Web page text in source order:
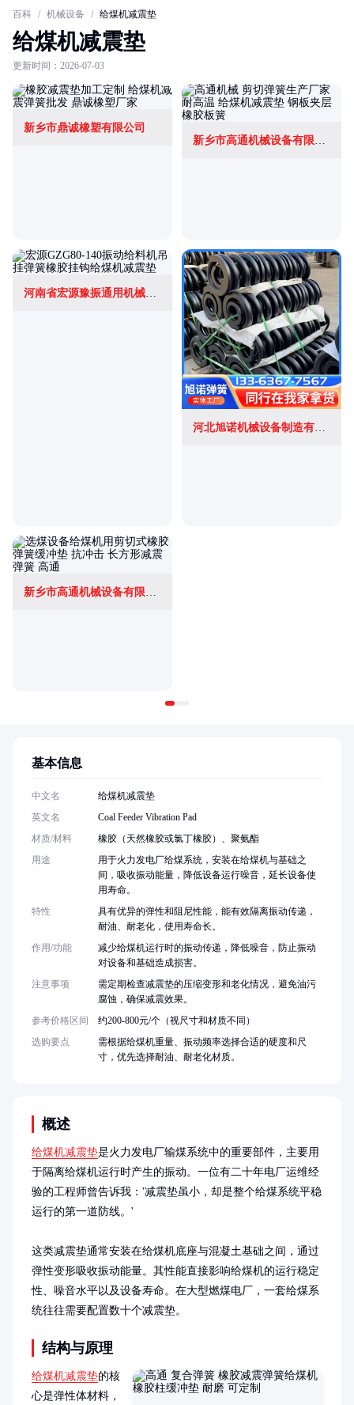
百科 / 机械设备 / 给煤机减震垫
给煤机减震垫
更新时间：2026-07-03
新乡市鼎诚橡塑有限公司
新乡市高通机械设备有限公司
新乡市高通机械设备有限公司
概述
给煤机减震垫是火力发电厂输煤系统中的重要部件，主要用
于隔离给煤机运行时产生的振动。一位有二十年电厂运维经
验的工程师曾告诉我：'减震垫虽小，却是整个给煤系统平稳
运行的第一道防线。'
这类减震垫通常安装在给煤机底座与混凝土基础之间，通过
弹性变形吸收振动能量。其性能直接影响给煤机的运行稳定
性、噪音水平以及设备寿命。在大型燃煤电厂，一套给煤系
统往往需要配置数十个减震垫。
结构与原理
给煤机减震垫的核
心是弹性体材料，
基本信息
中文名
给煤机减震垫
英文名
Coal Feeder Vibration Pad
材质/材料
橡胶（天然橡胶或氯丁橡胶）、聚氨酯
用途
用于火力发电厂给煤系统，安装在给煤机与基础之
间，吸收振动能量，降低设备运行噪音，延长设备使
用寿命。
特性
具有优异的弹性和阻尼性能，能有效隔离振动传递，
耐油、耐老化，使用寿命长。
作用/功能
减少给煤机运行时的振动传递，降低噪音，防止振动
对设备和基础造成损害。
注意事项
需定期检查减震垫的压缩变形和老化情况，避免油污
腐蚀，确保减震效果。
参考价格区间
约200-800元/个（视尺寸和材质不同）
选购要点
需根据给煤机重量、振动频率选择合适的硬度和尺
寸，优先选择耐油、耐老化材质。